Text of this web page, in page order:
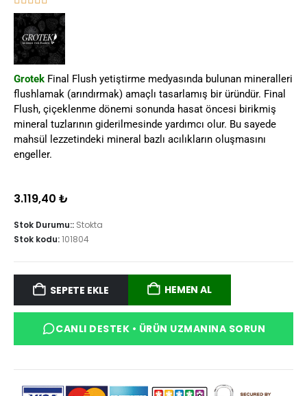
Grotek Final Flush yetiştirme medyasında bulunan mineralleri
flushlamak (arındırmak) amaçlı tasarlamış bir üründür. Final
Flush, çiçeklenme dönemi sonunda hasat öncesi birikmiş
mineral tuzlarının giderilmesinde yardımcı olur. Bu sayede
mahsül lezzetindeki mineral bazlı acılıkların oluşmasını
engeller.
3.119,40 ₺
Stok Durumu:: Stokta
Stok kodu:101804
SEPETE EKLE HEMEN AL
CANLI DESTEK • ÜRÜN UZMANINA SORUN